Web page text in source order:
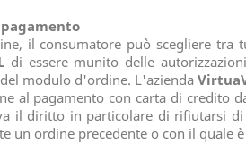
il consumatore può scegliere
di essere munito delle
modulo d'ordine. L'azienda
al pagamento con carta di credito
il diritto in particolare di rifiutarsi
un ordine precedente o con il quale